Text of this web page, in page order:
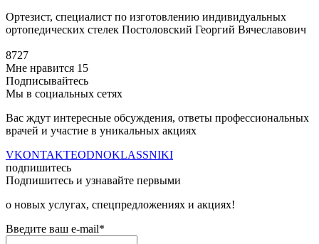
Ортезист, специалист по изготовлению индивидуальных
ортопедических стелек Постоловский Георгий Вячеславович
8727
Мне нравится 15
Подписывайтесь
Мы в социальных сетях
Вас ждут интересные обсуждения, ответы профессиональных
врачей и участие в уникальных акциях
VKONTAKTEODNOKLASSNIKI
подпишитесь
Подпишитесь и узнавайте первыми
о новых услугах, спецпредложениях и акциях!
Введите ваш e-mail*